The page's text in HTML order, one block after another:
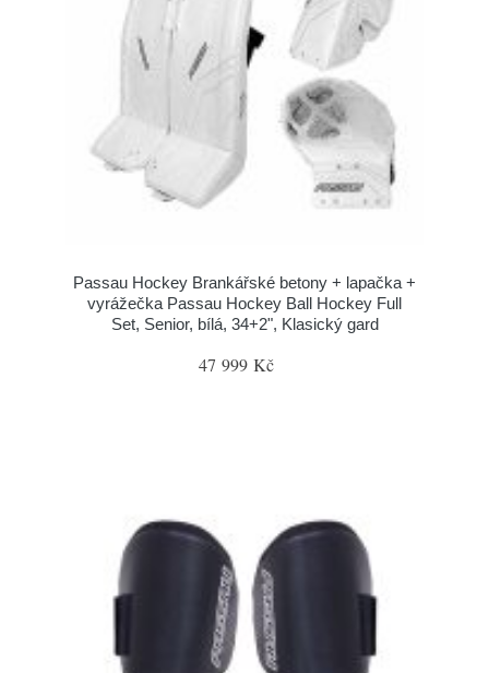
Passau Hockey Brankářské betony + lapačka +
vyrážečka Passau Hockey Ball Hockey Full
Set, Senior, bílá, 34+2", Klasický gard
47 999 Kč